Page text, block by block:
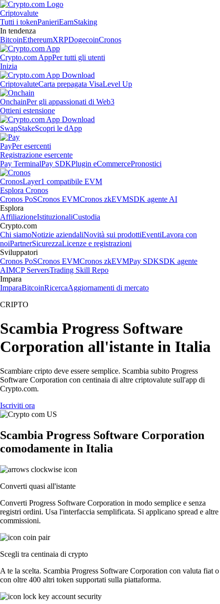
Criptovalute
Tutti i tokenPanieriEarnStaking
In tendenza
BitcoinEthereumXRPDogecoinCronos
Crypto.com AppPer tutti gli utenti
Inizia
CriptovaluteCarta prepagata VisaLevel Up
OnchainPer gli appassionati di Web3
Ottieni estensione
SwapStakeScopri le dApp
PayPer esercenti
Registrazione esercente
Pay TerminalPay SDKPlugin eCommercePronostici
CronosLayer1 compatibile EVM
Esplora Cronos
Cronos PoSCronos EVMCronos zkEVMSDK agente AI
Esplora
AffiliazioneIstituzionaliCustodia
Crypto.com
Chi siamoNotizie aziendaliNovità sui prodottiEventiLavora con
noiPartnerSicurezzaLicenze e registrazioni
Sviluppatori
Cronos PoSCronos EVMCronos zkEVMPay SDKSDK agente
AIMCP ServersTrading Skill Repo
Impara
ImparaBitcoinRicercaAggiornamenti di mercato
CRIPTO
Scambia Progress Software
Corporation all'istante in Italia
Scambiare cripto deve essere semplice. Scambia subito Progress
Software Corporation con centinaia di altre criptovalute sull'app di
Crypto.com.
Iscriviti ora
Scambia Progress Software Corporation
comodamente in Italia
Converti quasi all'istante
Converti Progress Software Corporation in modo semplice e senza
registri ordini. Usa l'interfaccia semplificata. Si applicano spread e altre
commissioni.
Scegli tra centinaia di crypto
A te la scelta. Scambia Progress Software Corporation con valuta fiat o
con oltre 400 altri token supportati sulla piattaforma.